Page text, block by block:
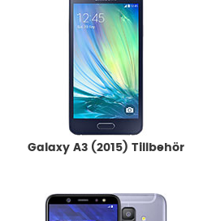
Galaxy A3 (2015) Tillbehör